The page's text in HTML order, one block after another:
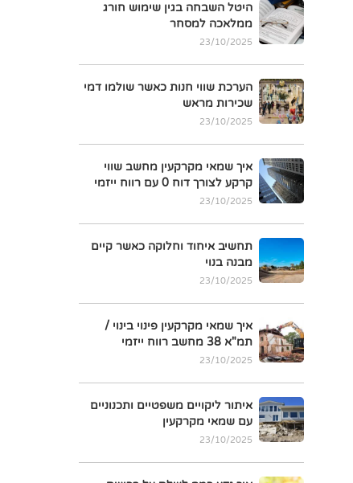
היטל השבחה בגין שימוש חורג
ממלאכה למסחר
23/10/2025
הערכת שווי חנות כאשר שולמו דמי
שכירות מראש
23/10/2025
איך שמאי מקרקעין מחשב שווי
קרקע לצורך דוח 0 עם רווח ייזמי
23/10/2025
תחשיב איחוד וחלוקה כאשר קיים
מבנה בנוי
23/10/2025
איך שמאי מקרקעין פינוי בינוי /
תמ"א 38 מחשב רווח ייזמי
23/10/2025
איתור ליקויים משפטיים ותכנוניים
עם שמאי מקרקעין
23/10/2025